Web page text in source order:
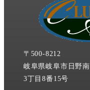
〒500-8212
岐阜県岐阜市日野南
3丁目8番15号